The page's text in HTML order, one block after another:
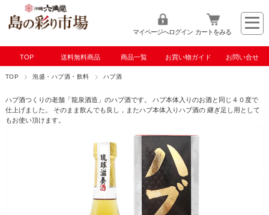
マイページへログイン カートをみる
TOP 送料無料商品 商品一覧 お買い物ガイド お問い合せ
TOP 泡盛・ハブ酒・飲料 ハブ酒
ハブ酒つくりの老舗「龍泉酒造」のハブ酒です。 ハブ本体入りのお酒と同じ４０度で
仕上げました。 そのまま飲んでも良し，またハブ本体入りハブ酒の 継ぎ足し用として
もお使い頂けます。